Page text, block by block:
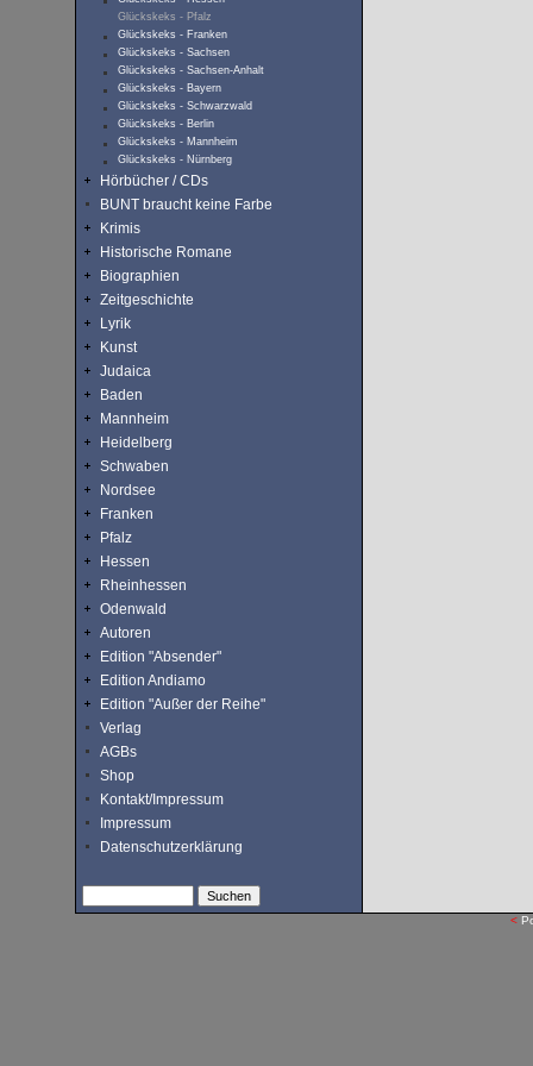
Glückskeks - Pfalz
Glückskeks - Franken
Glückskeks - Sachsen
Glückskeks - Sachsen-Anhalt
Glückskeks - Bayern
Glückskeks - Schwarzwald
Glückskeks - Berlin
Glückskeks - Mannheim
Glückskeks - Nürnberg
Hörbücher / CDs
BUNT braucht keine Farbe
Krimis
Historische Romane
Biographien
Zeitgeschichte
Lyrik
Kunst
Judaica
Baden
Mannheim
Heidelberg
Schwaben
Nordsee
Franken
Pfalz
Hessen
Rheinhessen
Odenwald
Autoren
Edition "Absender"
Edition Andiamo
Edition "Außer der Reihe"
Verlag
AGBs
Shop
Kontakt/Impressum
Impressum
Datenschutzerklärung
<